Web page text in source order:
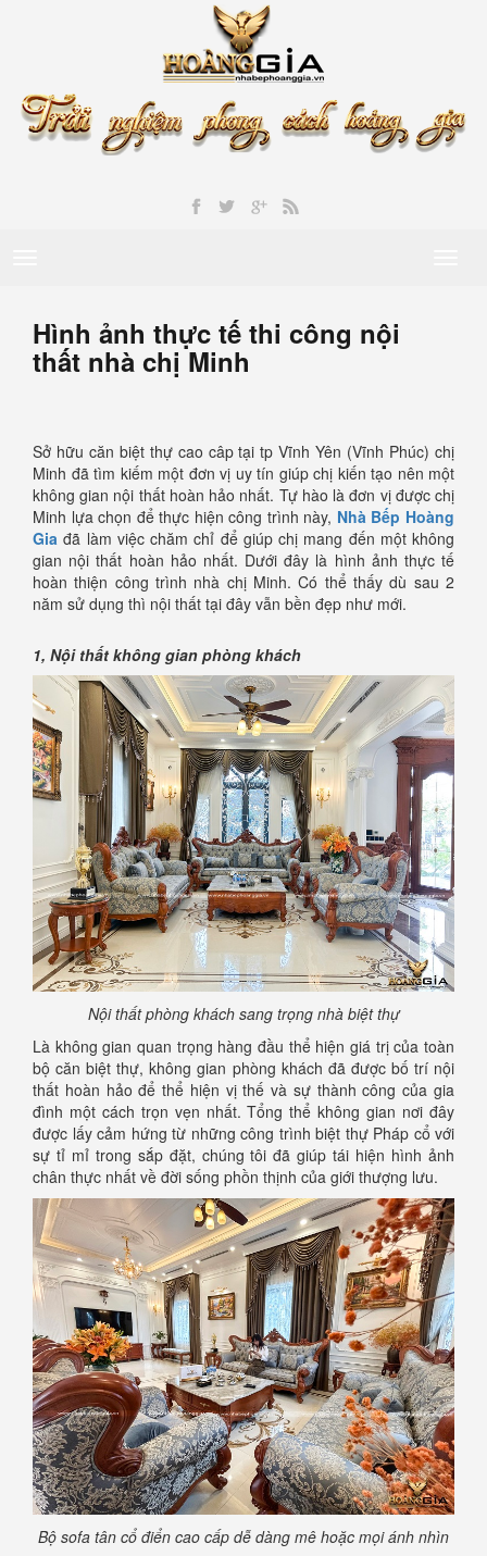
Hình ảnh thực tế thi công nội
thất nhà chị Minh
Sở hữu căn biệt thự cao câp tại tp Vĩnh Yên (Vĩnh Phúc) chị
Minh đã tìm kiếm một đơn vị uy tín giúp chị kiến tạo nên một
không gian nội thất hoàn hảo nhất. Tự hào là đơn vị được chị
Minh lựa chọn để thực hiện công trình này, Nhà Bếp Hoàng
Gia đã làm việc chăm chỉ để giúp chị mang đến một không
gian nội thất hoàn hảo nhất. Dưới đây là hình ảnh thực tế
hoàn thiện công trình nhà chị Minh. Có thể thấy dù sau 2
năm sử dụng thì nội thất tại đây vẫn bền đẹp như mới.
1, Nội thất không gian phòng khách
Nội thất phòng khách sang trọng nhà biệt thự
Là không gian quan trọng hàng đầu thể hiện giá trị của toàn
bộ căn biệt thự, không gian phòng khách đã được bố trí nội
thất hoàn hảo để thể hiện vị thế và sự thành công của gia
đình một cách trọn vẹn nhất. Tổng thể không gian nơi đây
được lấy cảm hứng từ những công trình biệt thự Pháp cổ với
sự tỉ mỉ trong sắp đặt, chúng tôi đã giúp tái hiện hình ảnh
chân thực nhất về đời sống phồn thịnh của giới thượng lưu.
Bộ sofa tân cổ điển cao cấp dễ dàng mê hoặc mọi ánh nhìn